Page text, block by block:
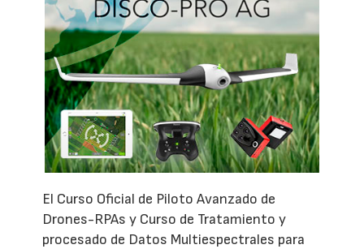
El Curso Oficial de Piloto Avanzado de
Drones-RPAs y Curso de Tratamiento y
procesado de Datos Multiespectrales para